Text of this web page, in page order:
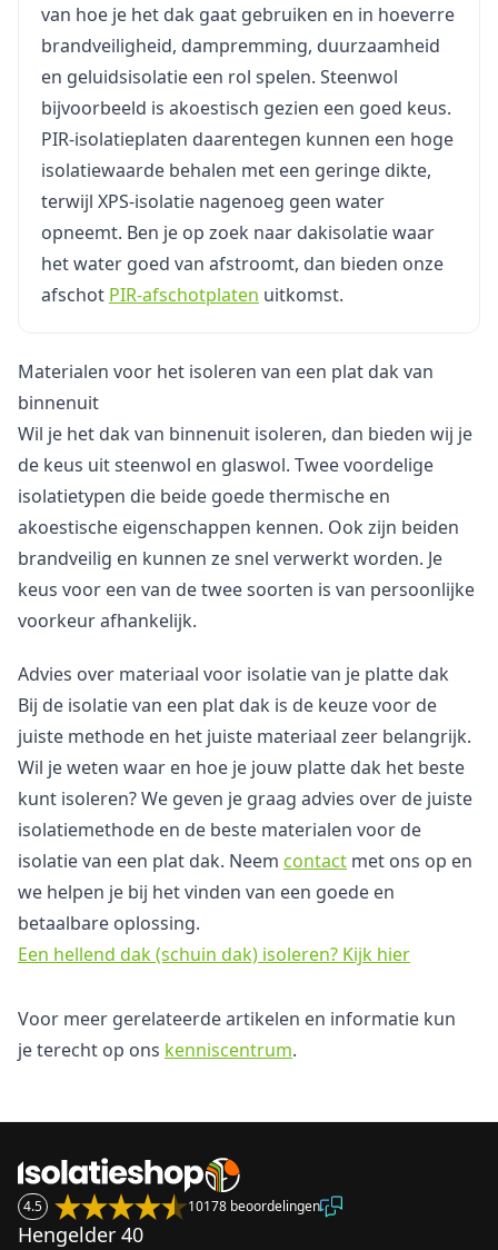
van hoe je het dak gaat gebruiken en in hoeverre
brandveiligheid, dampremming, duurzaamheid
en geluidsisolatie een rol spelen. Steenwol
bijvoorbeeld is akoestisch gezien een goed keus.
PIR-isolatieplaten daarentegen kunnen een hoge
isolatiewaarde behalen met een geringe dikte,
terwijl XPS-isolatie nagenoeg geen water
opneemt. Ben je op zoek naar dakisolatie waar
het water goed van afstroomt, dan bieden onze
afschot PIR-afschotplaten uitkomst.
Materialen voor het isoleren van een plat dak van
binnenuit
Wil je het dak van binnenuit isoleren, dan bieden wij je
de keus uit steenwol en glaswol. Twee voordelige
isolatietypen die beide goede thermische en
akoestische eigenschappen kennen. Ook zijn beiden
brandveilig en kunnen ze snel verwerkt worden. Je
keus voor een van de twee soorten is van persoonlijke
voorkeur afhankelijk.
Advies over materiaal voor isolatie van je platte dak
Bij de isolatie van een plat dak is de keuze voor de
juiste methode en het juiste materiaal zeer belangrijk.
Wil je weten waar en hoe je jouw platte dak het beste
kunt isoleren? We geven je graag advies over de juiste
isolatiemethode en de beste materialen voor de
isolatie van een plat dak. Neem contact met ons op en
we helpen je bij het vinden van een goede en
betaalbare oplossing.
Een hellend dak (schuin dak) isoleren? Kijk hier
Voor meer gerelateerde artikelen en informatie kun
je terecht op ons kenniscentrum.
4.5 10178 beoordelingen
Hengelder 40